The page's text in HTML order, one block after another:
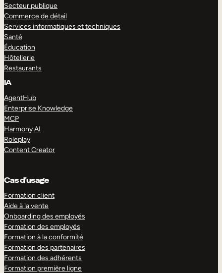
Secteur publique
Commerce de détail
Services informatiques et techniques
Santé
Éducation
Hôtellerie
Restaurants
IA
AgentHub
Enterprise Knowledge
MCP
Harmony AI
Roleplay
Content Creator
Cas d’usage
Formation client
Aide à la vente
Onboarding des employés
Formation des employés
Formation à la conformité
Formation des partenaires
Formation des adhérents
Formation première ligne